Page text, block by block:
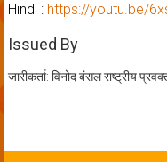
Hindi : https://youtu.be/
Issued By
जारीकर्ता: विनोद बंसल राष्ट्रीय